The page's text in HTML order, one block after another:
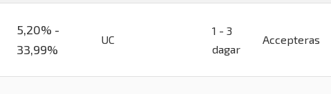
5,20% -
33,99%
UC
1 - 3
dagar
Accepteras